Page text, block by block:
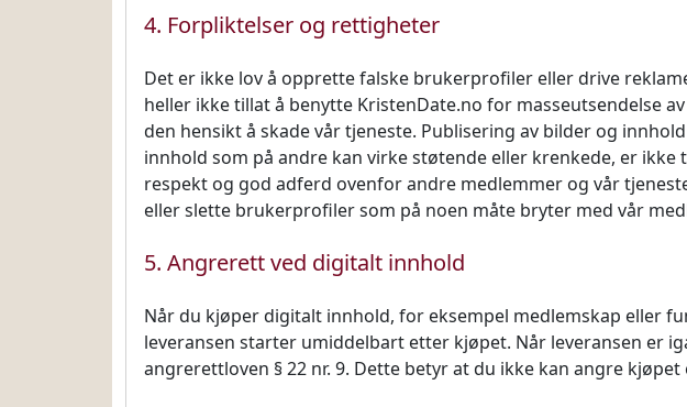
4. Forpliktelser og rettigheter
Det er ikke lov å opprette falske brukerprofiler eller drive
heller ikke tillat å benytte KristenDate.no for masseutsendelse
den hensikt å skade vår tjeneste. Publisering av bilder og
innhold som på andre kan virke støtende eller krenkede, er
respekt og god adferd ovenfor andre medlemmer og vår
eller slette brukerprofiler som på noen måte bryter med vår
5. Angrerett ved digitalt innhold
Når du kjøper digitalt innhold, for eksempel medlemskap eller
leveransen starter umiddelbart etter kjøpet. Når leveransen er
angrerettloven § 22 nr. 9. Dette betyr at du ikke kan angre